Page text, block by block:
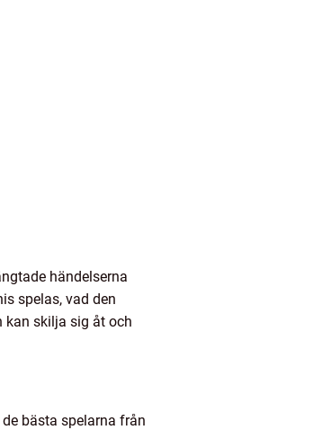
händelserna
spelas, vad den
kan skilja sig åt och
bästa spelarna från